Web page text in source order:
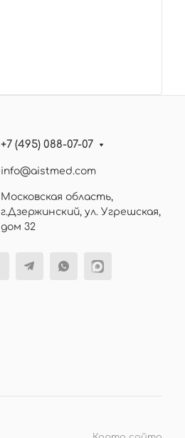
+7 (495) 088-07-07
info@aistmed.com
Московская область,
г.Дзержинский, ул. Угрешская,
дом 32